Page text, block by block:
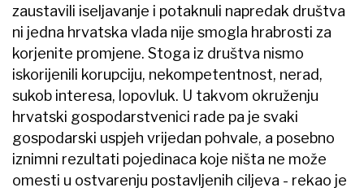
zaustavili iseljavanje i potaknuli napredak društva
ni jedna hrvatska vlada nije smogla hrabrosti za
korjenite promjene. Stoga iz društva nismo
iskorijenili korupciju, nekompetentnost, nerad,
sukob interesa, lopovluk. U takvom okruženju
hrvatski gospodarstvenici rade pa je svaki
gospodarski uspjeh vrijedan pohvale, a posebno
iznimni rezultati pojedinaca koje ništa ne može
omesti u ostvarenju postavljenih ciljeva - rekao je